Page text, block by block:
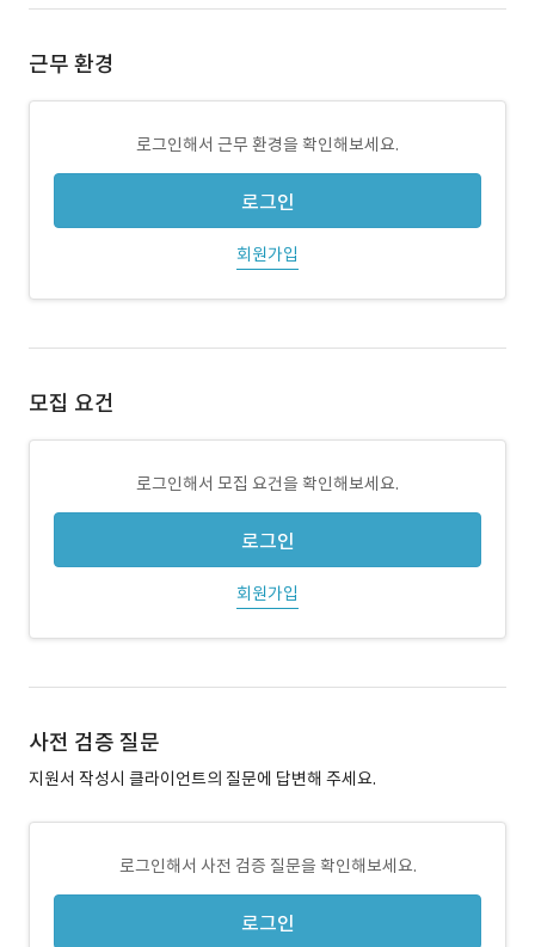
근무 환경
로그인해서 근무 환경을 확인해보세요.
로그인
회원가입
모집 요건
로그인해서 모집 요건을 확인해보세요.
로그인
회원가입
사전 검증 질문
지원서 작성시 클라이언트의 질문에 답변해 주세요.
로그인해서 사전 검증 질문을 확인해보세요.
로그인